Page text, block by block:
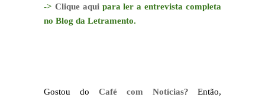
-> Clique aqui para ler a entrevista completa
no Blog da Letramento.
Gostou do Café com Notícias? Então,